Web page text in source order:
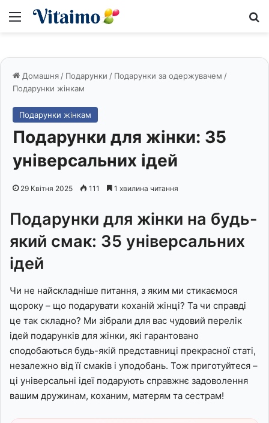
Меню
Домашня / Подарунки / Подарунки за одержувачем /
Подарунки жінкам
Подарунки жінкам
Подарунки для жінки: 35
універсальних ідей
29 Квітня 2025 111 1 хвилина читання
Подарунки для жінки на будь-
який смак: 35 універсальних
ідей
Чи не найскладніше питання, з яким ми стикаємося
щороку – що подарувати коханій жінці? Та чи справді
це так складно? Ми зібрали для вас чудовий перелік
ідей подарунків для жінки, які гарантовано
сподобаються будь-якій представниці прекрасної статі,
незалежно від її смаків і уподобань. Тож приготуйтеся –
ці універсальні ідеї подарують справжнє задоволення
вашим дружинам, коханим, матерям та сестрам!